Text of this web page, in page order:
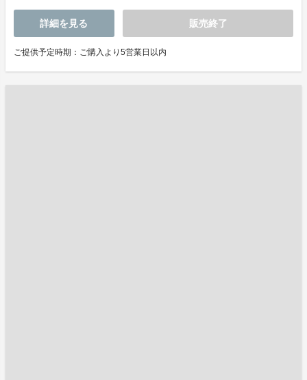
詳細を見る 販売終了
ご提供予定時期：ご購入より5営業日以内